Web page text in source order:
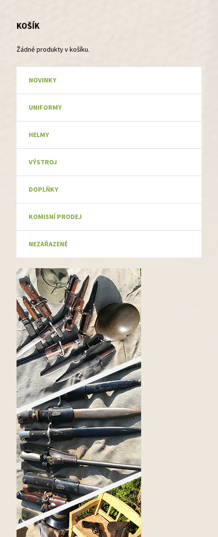
KOŠÍK
Žádné produkty v košíku.
NOVINKY
UNIFORMY
HELMY
VÝSTROJ
DOPLŇKY
KOMISNÍ PRODEJ
NEZAŘAZENÉ